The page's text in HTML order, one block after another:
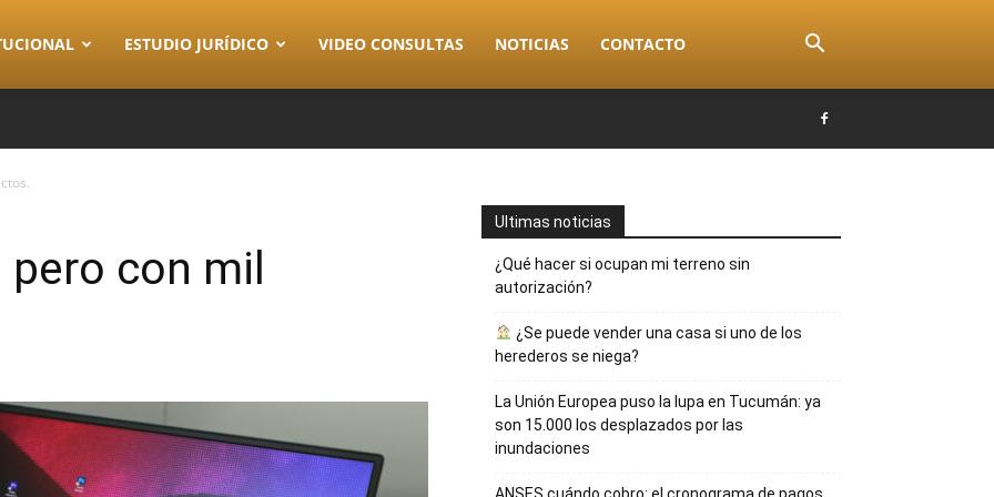
ESTUDIO JURÍDICO VIDEO CONSULTAS NOTICIAS CONTACTO
con mil
Ultimas noticias
¿Qué hacer si ocupan mi terreno sin
autorización?
¿Se puede vender una casa si uno de los
herederos se niega?
La Unión Europea puso la lupa en Tucumán: ya
son 15.000 los desplazados por las
inundaciones